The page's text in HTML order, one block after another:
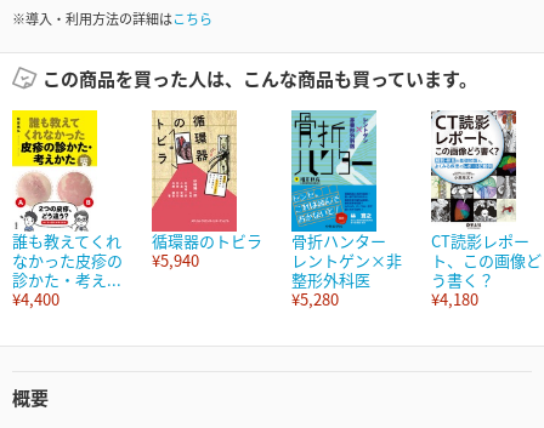
※導入・利用方法の詳細はこちら
この商品を買った人は、こんな商品も買っています。
誰も教えてくれ
なかった皮疹の
診かた・考え...
¥4,400
循環器のトビラ
¥5,940
骨折ハンター
レントゲン×非
整形外科医
¥5,280
CT読影レポー
ト、この画像ど
う書く？
¥4,180
概要